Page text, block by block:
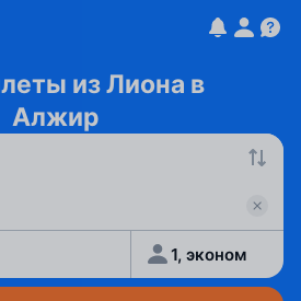
из Лиона в
Алжир
1, эконом